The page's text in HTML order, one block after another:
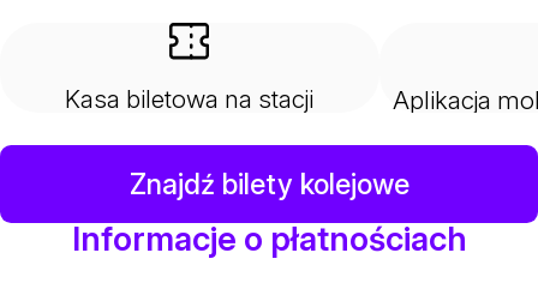
Kasa biletowa na stacji Aplikacja
Znajdź bilety kolejowe
Informacje o płatnościach